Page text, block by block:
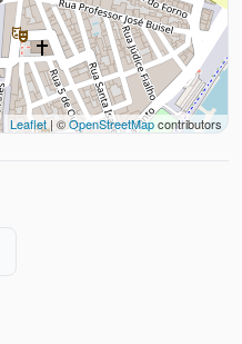
Leaflet | ©OpenStreetMapcontributors